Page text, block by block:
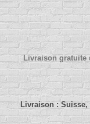
Livraison gratuite
Livraison : Suisse,